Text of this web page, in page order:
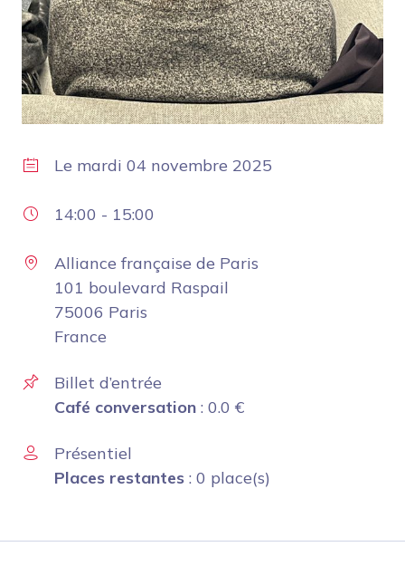
Le mardi 04 novembre 2025
14:00 - 15:00
Alliance française de Paris
101 boulevard Raspail
75006 Paris
France
Billet d’entrée
Café conversation : 0.0 €
Présentiel
Places restantes : 0 place(s)